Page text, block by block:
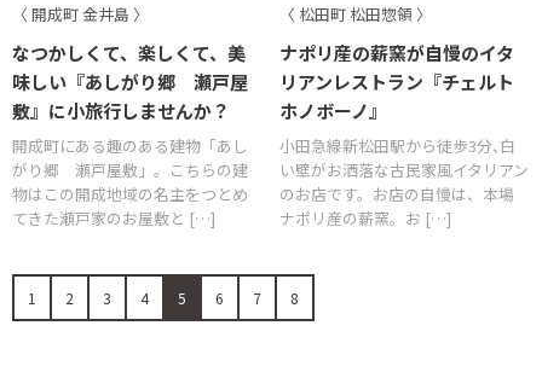
〈 開成町 金井島 〉
なつかしくて、楽しくて、美
味しい『あしがり郷 瀬戸屋
敷』に小旅行しませんか？
開成町にある趣のある建物「あし
がり郷 瀬戸屋敷」。こちらの建
物はこの開成地域の名主をつとめ
てきた瀬戸家のお屋敷と […]
〈 松田町 松田惣領 〉
ナポリ産の薪窯が自慢のイタ
リアンレストラン『チェルト
ホノボーノ』
小田急線新松田駅から徒歩3分､白
い壁がお洒落な古民家風イタリアン
のお店です。お店の自慢は、本場
ナポリ産の薪窯。お […]
1 2 3 4 5 6 7 8